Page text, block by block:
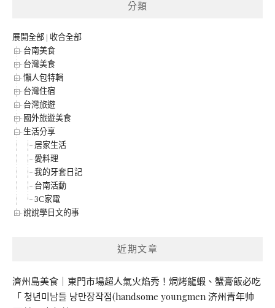
分類
展開全部 | 收合全部
台南美食
台灣美食
懶人包特輯
台灣住宿
台灣旅遊
國外旅遊美食
生活分享
居家生活
愛料理
我的牙套日記
台南活動
3C家電
說說學日文的事
近期文章
濟州島美食｜東門市場超人氣火焰秀！焗烤龍蝦、蟹膏飯必吃
「 청년미남들 낭만장작점(handsome youngmen 济州青年帅